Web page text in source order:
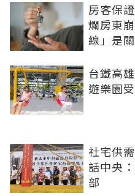
房客保
爛房東
線」是
台鐵高
遊樂園
社宅供
話中央
部